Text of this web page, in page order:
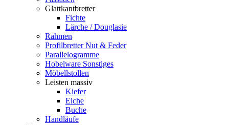
Glattkantbretter
Fichte
Lärche / Douglasie
Rahmen
Profilbretter Nut & Feder
Parallelogramme
Hobelware Sonstiges
Möbellstollen
Leisten massiv
Kiefer
Eiche
Buche
Handläufe